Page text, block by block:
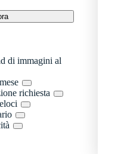
di immagini al
richiesta